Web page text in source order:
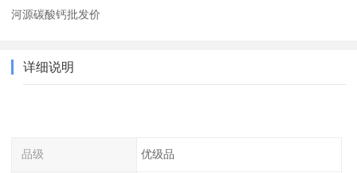
河源碳酸钙批发价
详细说明
品级 优级品